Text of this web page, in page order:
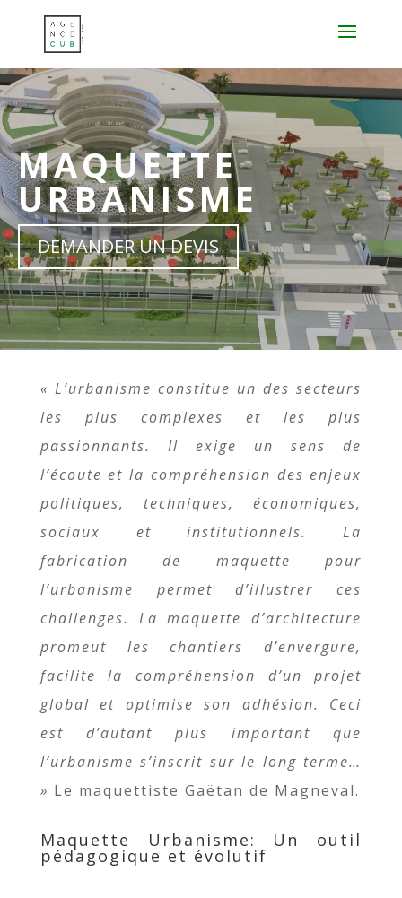
MAQUETTE
URBANISME
DEMANDER UN DEVIS
« L’urbanisme constitue un des secteurs
les plus complexes et les plus
passionnants. Il exige un sens de
l’écoute et la compréhension des enjeux
politiques, techniques, économiques,
sociaux et institutionnels. La
fabrication de maquette pour
l’urbanisme permet d’illustrer ces
challenges. La maquette d’architecture
promeut les chantiers d’envergure,
facilite la compréhension d’un projet
global et optimise son adhésion. Ceci
est d’autant plus important que
l’urbanisme s’inscrit sur le long terme…
» Le maquettiste Gaëtan de Magneval.
Maquette Urbanisme: Un outil
pédagogique et évolutif